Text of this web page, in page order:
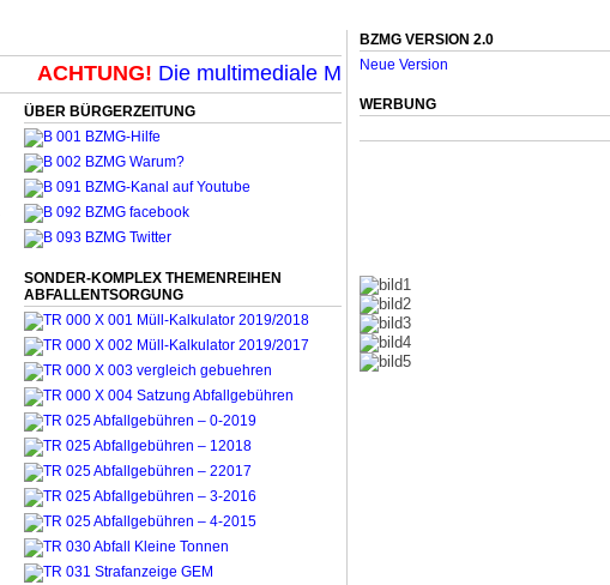
ACHTUNG!Die multimediale Mit-Mach-Zeitung für
ÜBER BÜRGERZEITUNG
SONDER-KOMPLEX THEMENREIHEN
ABFALLENTSORGUNG
BZMG VERSION 2.0
Neue Version
WERBUNG